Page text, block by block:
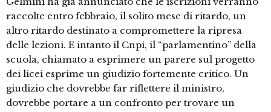
raccolte entro febbraio, il solito mese di ritardo, un
altro ritardo destinato a compromettere la ripresa
delle lezioni. E intanto il Cnpi, il “parlamentino” della
scuola, chiamato a esprimere un parere sul progetto
dei licei esprime un giudizio fortemente critico. Un
giudizio che dovrebbe far riflettere il ministro,
dovrebbe portare a un confronto per trovare un